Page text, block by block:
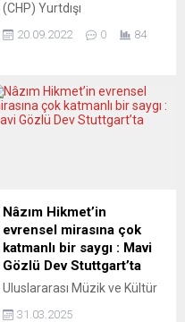
(CHP) Yurtdışı
Genel Başkan Yardımcısı
hakkında mesajlar verdi.
Berlin CHP’nin Almanya
Türkler-Türkiyeliler
Çalıştayı”na katılan CHP
Aydın Milletvekili ve Parti
Meclisi Üyesi Bülent Tezcan,
“Buradaki insanların
yaşadıkları tüm
problemlerin...
20.09.2022 0 84
Nâzım Hikmet’in
evrensel mirasına çok
katmanlı bir saygı : Mavi
Gözlü Dev Stuttgart’ta
Uluslararası Müzik ve Kültür
31.03.2025